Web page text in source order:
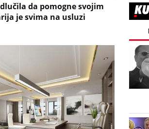
da pomogne svojim
je svima na usluzi